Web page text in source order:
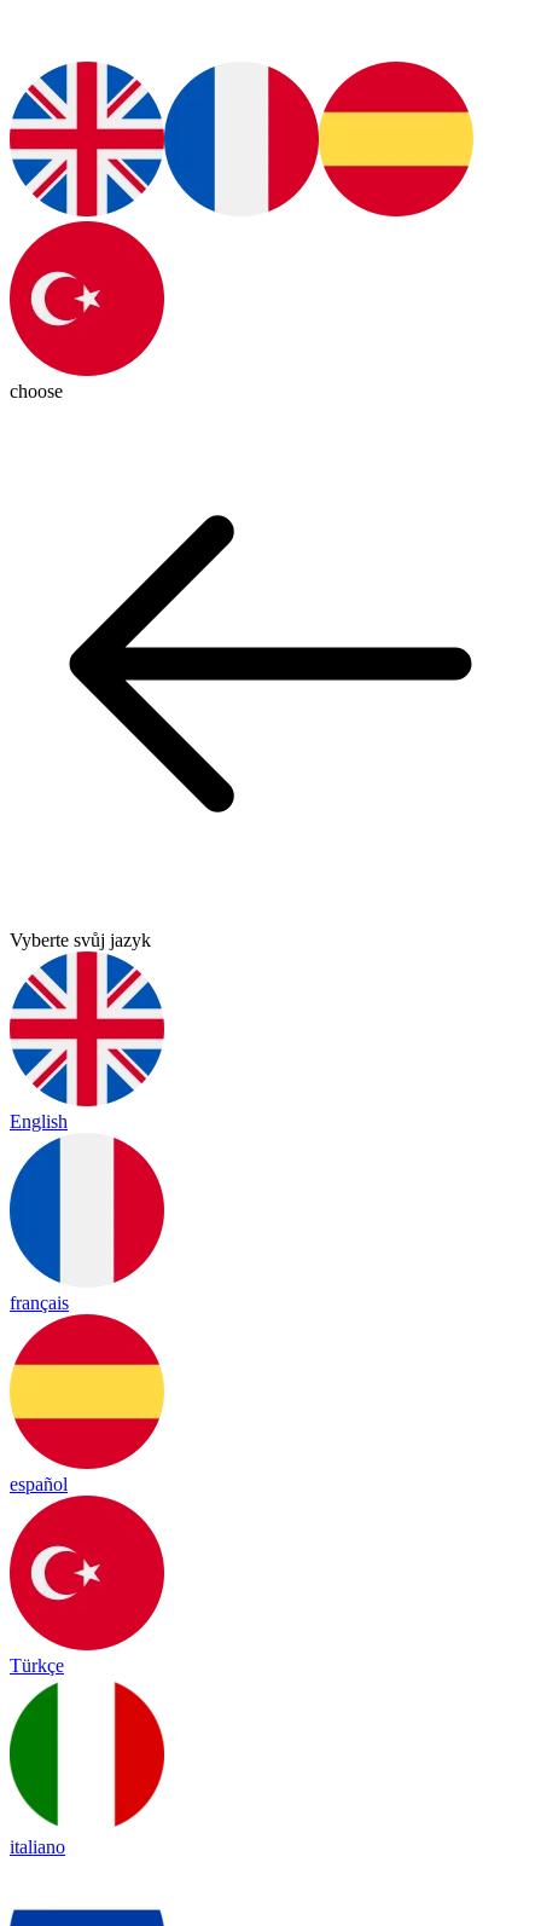
choose
Vyberte svůj jazyk
English
français
español
Türkçe
italiano